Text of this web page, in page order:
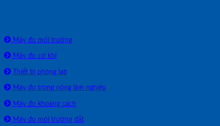
Máy đo môi trường
Máy đo cơ khí
Thiết bị phòng lab
Máy đo trong nông lâm nghiệp
Máy đo khoảng cách
Máy đo môi trường đất